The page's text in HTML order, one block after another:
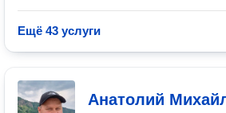
Ещё 43 услуги
Анатолий